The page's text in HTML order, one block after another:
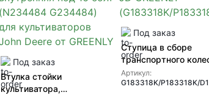
Под заказ
Втулка стойки
культиватора,
Под заказ
Ступица в сборе
транспортного
GREENLY
(G183318K/
Артикул:
G183318K/P183318K/